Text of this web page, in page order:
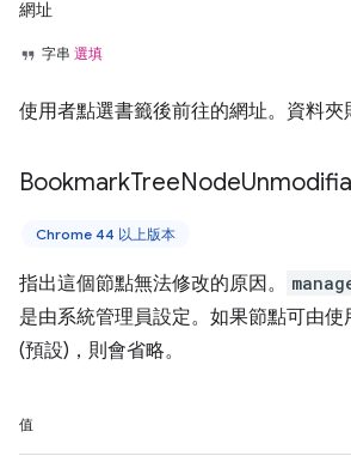
網址
字串 選填
使用者點選書籤後前往的網址。資料夾
BookmarkTreeNode
Chrome 44 以上版本
指出這個節點無法修改的原因。
是由系統管理員設定。如果節點可由
(預設)，則會省略。
值